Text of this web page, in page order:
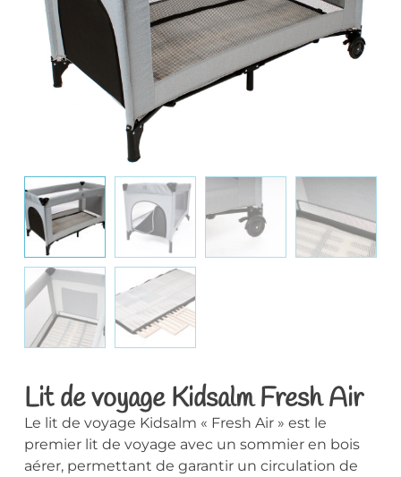
Lit de voyage Kidsalm Fresh Air
Le lit de voyage Kidsalm « Fresh Air » est le
premier lit de voyage avec un sommier en bois
aérer, permettant de garantir un circulation de